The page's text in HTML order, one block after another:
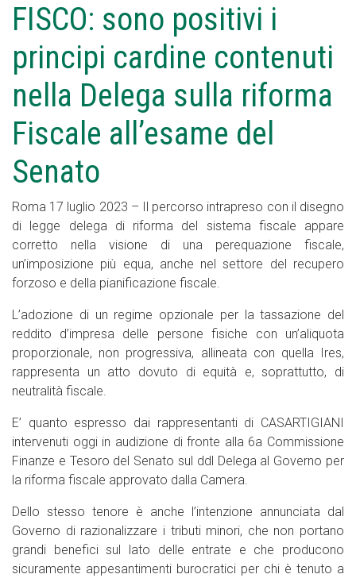
FISCO: sono positivi i
principi cardine contenuti
nella Delega sulla riforma
Fiscale all’esame del
Senato
Roma 17 luglio 2023 – Il percorso intrapreso con il disegno
di legge delega di riforma del sistema fiscale appare
corretto nella visione di una perequazione fiscale,
un’imposizione più equa, anche nel settore del recupero
forzoso e della pianificazione fiscale.
L’adozione di un regime opzionale per la tassazione del
reddito d’impresa delle persone fisiche con un’aliquota
proporzionale, non progressiva, allineata con quella Ires,
rappresenta un atto dovuto di equità e, soprattutto, di
neutralità fiscale.
E’ quanto espresso dai rappresentanti di CASARTIGIANI
intervenuti oggi in audizione di fronte alla 6a Commissione
Finanze e Tesoro del Senato sul ddl Delega al Governo per
la riforma fiscale approvato dalla Camera.
Dello stesso tenore è anche l’intenzione annunciata dal
Governo di razionalizzare i tributi minori, che non portano
grandi benefici sul lato delle entrate e che producono
sicuramente appesantimenti burocratici per chi è tenuto a